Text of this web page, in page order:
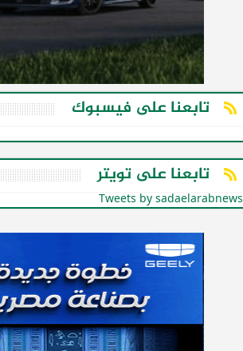
تابعنا على فيسبوك
تابعنا على تويتر
Tweets by sadaelarabnews